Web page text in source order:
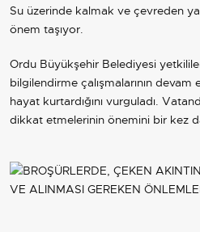
Su üzerinde kalmak ve çevreden
önem taşıyor.
Ordu Büyükşehir Belediyesi
bilgilendirme çalışmalarının
hayat kurtardığını vurguladı.
dikkat etmelerinin önemini bir kez